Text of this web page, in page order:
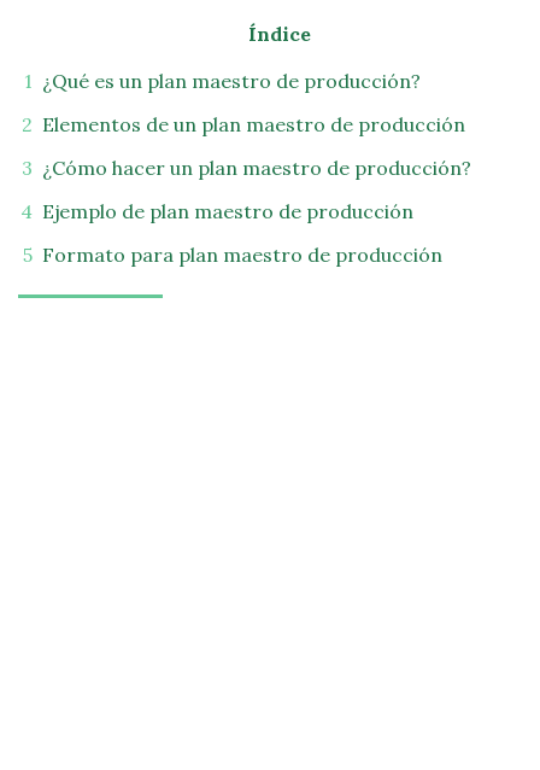
Índice
¿Qué es un plan maestro de producción?
Elementos de un plan maestro de producción
¿Cómo hacer un plan maestro de producción?
Ejemplo de plan maestro de producción
Formato para plan maestro de producción